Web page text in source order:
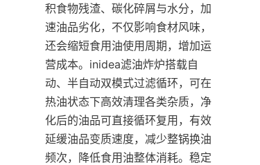
积食物残渣、碳化碎屑与水分，加
速油品劣化，不仅影响食材风味，
还会缩短食用油使用周期，增加运
营成本。inidea滤油炸炉搭载自
动、半自动双模式过滤循环，可在
热油状态下高效清理各类杂质，净
化后的油品可直接循环复用，有效
延缓油品变质速度，减少整锅换油
频次，降低食用油整体消耗。稳定